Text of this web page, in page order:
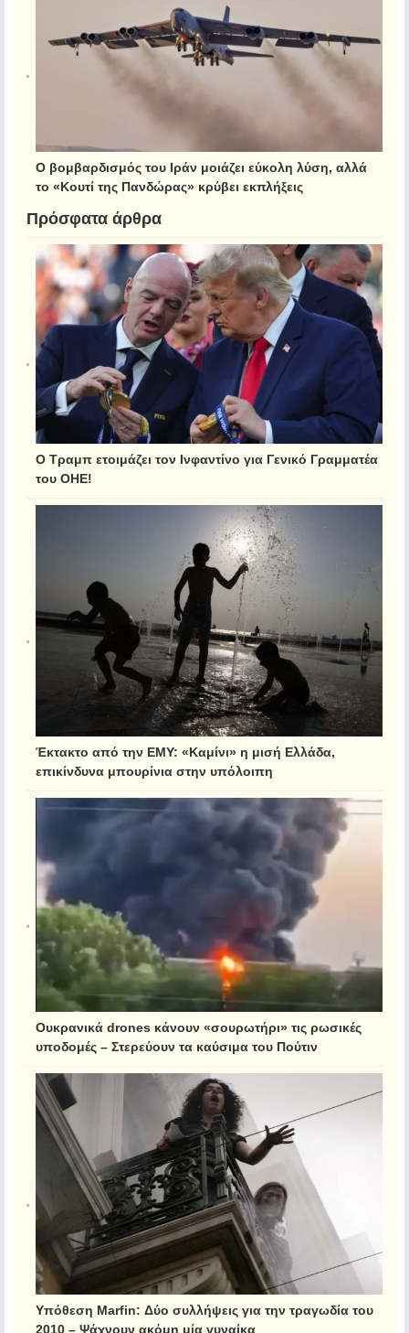
Ο βομβαρδισμός του Ιράν μοιάζει εύκολη λύση, αλλά
το «Κουτί της Πανδώρας» κρύβει εκπλήξεις
Πρόσφατα άρθρα
Ο Τραμπ ετοιμάζει τον Ινφαντίνο για Γενικό Γραμματέα
του ΟΗΕ!
Έκτακτο από την ΕΜΥ: «Καμίνι» η μισή Ελλάδα,
επικίνδυνα μπουρίνια στην υπόλοιπη
Ουκρανικά drones κάνουν «σουρωτήρι» τις ρωσικές
υποδομές – Στερεύουν τα καύσιμα του Πούτιν
Υπόθεση Marfin: Δύο συλλήψεις για την τραγωδία του
2010 – Ψάχνουν ακόμη μία γυναίκα